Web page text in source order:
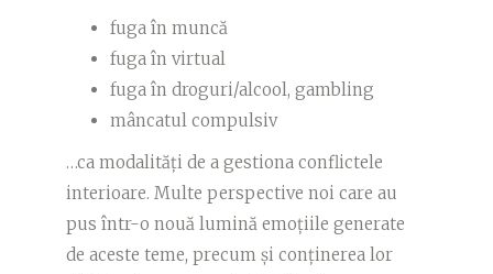
fuga în muncă
fuga în virtual
fuga în droguri/alcool, gambling
mâncatul compulsiv
…ca modalități de a gestiona conflictele
interioare. Multe perspective noi care au
pus într-o nouă lumină emoțiile generate
de aceste teme, precum și conținerea lor